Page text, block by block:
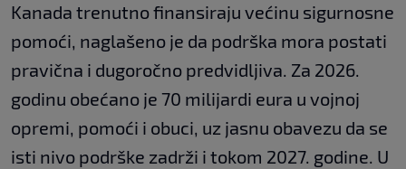
Kanada trenutno finansiraju većinu sigurnosne
pomoći, naglašeno je da podrška mora postati
pravična i dugoročno predvidljiva. Za 2026.
godinu obećano je 70 milijardi eura u vojnoj
opremi, pomoći i obuci, uz jasnu obavezu da se
isti nivo podrške zadrži i tokom 2027. godine. U